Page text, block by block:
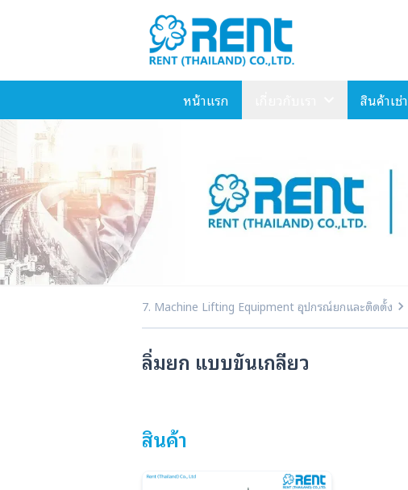
หน้าแรก สินค้าเช่า
7. Machine Lifting Equipment อุปกรณ์ยกและติดตั้ง
ลิ่มยก แบบขันเกลียว
สินค้า